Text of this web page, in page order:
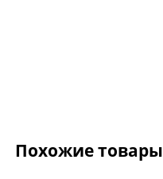
Похожие товары